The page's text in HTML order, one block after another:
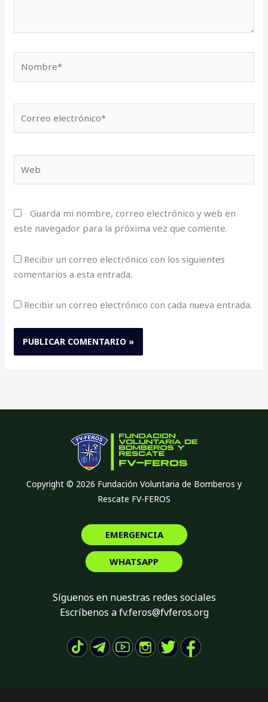
electrónico*
Guarda mi nombre, correo electrónico y web en
este navegador para la próxima vez que comente.
Recibir un correo electrónico con los siguientes
comentarios a esta entrada.
Recibir un correo electrónico con cada nueva entrada.
Copyright © 2026 Fundación Voluntaria de Bomberos y
Rescate FV-FEROS
EMERGENCIA
WHATSAPP
Síguenos en nuestras redes sociales
Escríbenos a fv.feros@fvferos.org